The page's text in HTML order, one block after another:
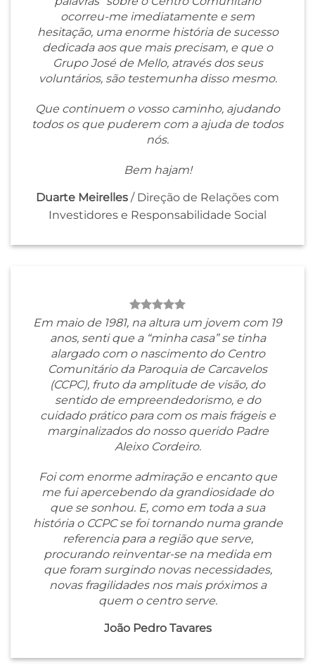
ocorreu-me imediatamente e sem
hesitação, uma enorme história de sucesso
dedicada aos que mais precisam, e que o
Grupo José de Mello, através dos seus
voluntários, são testemunha disso mesmo.
Que continuem o vosso caminho, ajudando
todos os que puderem com a ajuda de todos
nós.
Bem hajam!
Duarte Meirelles / Direção de Relações com
Investidores e Responsabilidade Social
Em maio de 1981, na altura um jovem com 19
anos, senti que a “minha casa” se tinha
alargado com o nascimento do Centro
Comunitário da Paroquia de Carcavelos
(CCPC), fruto da amplitude de visão, do
sentido de empreendedorismo, e do
cuidado prático para com os mais frágeis e
marginalizados do nosso querido Padre
Aleixo Cordeiro.
Foi com enorme admiração e encanto que
me fui apercebendo da grandiosidade do
que se sonhou. E, como em toda a sua
história o CCPC se foi tornando numa grande
referencia para a região que serve,
procurando reinventar-se na medida em
que foram surgindo novas necessidades,
novas fragilidades nos mais próximos a
quem o centro serve.
João Pedro Tavares